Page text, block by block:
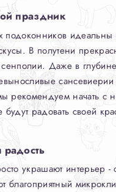
праздник
идеальны
В полутени
Даже в
рекомендуем начать с
будут радовать своей
украшают интерьер
благоприятный